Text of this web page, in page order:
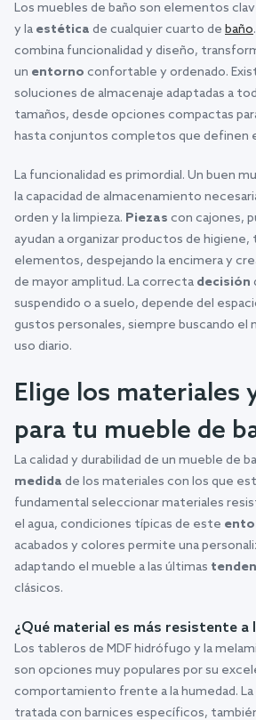
Los muebles de baño son elementos
y la estética de cualquier cuarto de baño
combina funcionalidad y diseño,
un entorno confortable y ordenado.
soluciones de almacenaje adaptadas a
tamaños, desde opciones compactas
hasta conjuntos completos que definen
La funcionalidad es primordial. Un buen
la capacidad de almacenamiento
orden y la limpieza. Piezas con cajones,
ayudan a organizar productos de
elementos, despejando la encimera y
de mayor amplitud. La correcta decisión
suspendido o a suelo, depende del
gustos personales, siempre buscando el
uso diario.
Elige los materiales
para tu mueble de
La calidad y durabilidad de un mueble de
medida de los materiales con los que
fundamental seleccionar materiales
el agua, condiciones típicas de este
acabados y colores permite una
adaptando el mueble a las últimas
clásicos.
¿Qué material es más resistente a
Los tableros de MDF hidrófugo y la
son opciones muy populares por su
comportamiento frente a la humedad. La
tratada con barnices específicos,